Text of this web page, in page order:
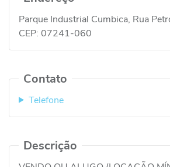
Parque Industrial Cumbica, Rua
CEP: 07241-060
Contato
Telefone
Descrição